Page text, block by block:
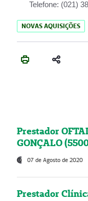
Telefone: (021)
NOVAS AQUISIÇÕES
Prestador
GONÇALO
07 de Agosto de 2020
Prestador